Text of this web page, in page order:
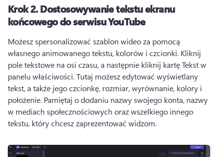
Krok 2.Dostosowywanie tekstu ekranu
końcowego do serwisu YouTube
Możesz spersonalizować szablon wideo za pomocą
własnego animowanego tekstu, kolorów i czcionki. Kliknij
pole tekstowe na osi czasu, a następnie kliknij kartę Tekst w
panelu właściwości. Tutaj możesz edytować wyświetlany
tekst, a także jego czcionkę, rozmiar, wyrównanie, kolory i
położenie. Pamiętaj o dodaniu nazwy swojego konta, nazwy
w mediach społecznościowych oraz wszelkiego innego
tekstu, który chcesz zaprezentować widzom.